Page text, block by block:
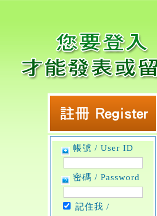
帳號 / User ID
密碼 / Password
記住我 /